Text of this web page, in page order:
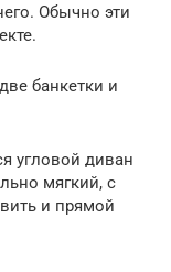
Обычно эти
банкетки и
угловой диван
мягкий, с
и прямой